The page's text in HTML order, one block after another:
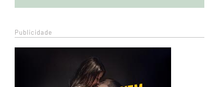
Publicidade